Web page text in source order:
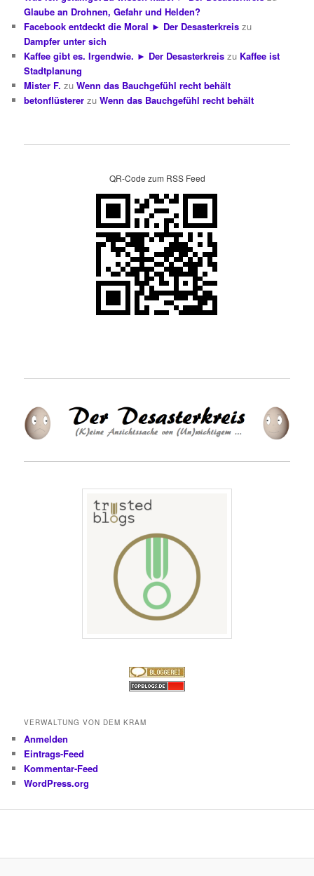
Glaube an Drohnen, Gefahr und Helden?
Facebook entdeckt die Moral ► Der Desasterkreis zu
Dampfer unter sich
Kaffee gibt es. Irgendwie. ► Der Desasterkreis zu Kaffee ist
Stadtplanung
Mister F. zuWenn das Bauchgefühl recht behält
betonflüsterer zuWenn das Bauchgefühl recht behält
QR-Code zum RSS Feed
VERWALTUNG VON DEM KRAM
Anmelden
Eintrags-Feed
Kommentar-Feed
WordPress.org